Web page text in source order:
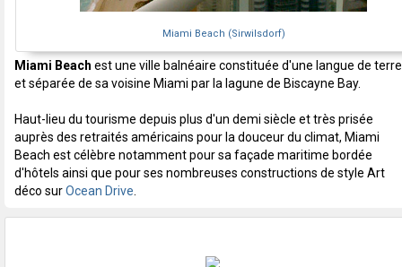
Miami Beach (Sirwilsdorf)
Miami Beach est une ville balnéaire constituée d'une langue de terre
et séparée de sa voisine Miami par la lagune de Biscayne Bay.
Haut-lieu du tourisme depuis plus d'un demi siècle et très prisée
auprès des retraités américains pour la douceur du climat, Miami
Beach est célèbre notamment pour sa façade maritime bordée
d'hôtels ainsi que pour ses nombreuses constructions de style Art
déco surOcean Drive.